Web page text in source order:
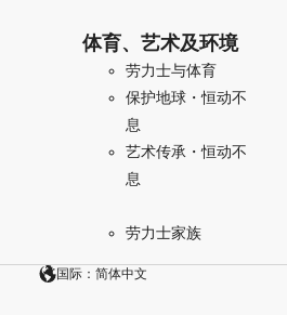
体育、艺术及环境
劳力士与体育
保护地球・恒动不
息
艺术传承・恒动不
息
劳力士家族
国际：简体中文